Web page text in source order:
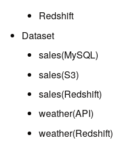
Redshift
Dataset
sales(MySQL)
sales(S3)
sales(Redshift)
weather(API)
weather(Redshift)